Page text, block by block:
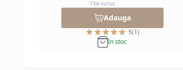
TVA inclus
Adauga
5(1)
In stoc